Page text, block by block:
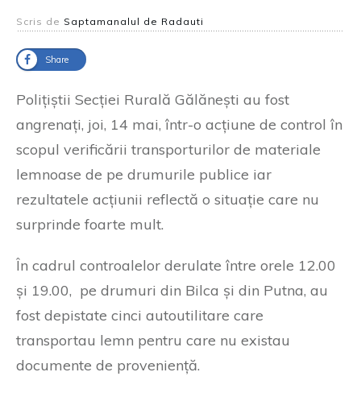
Scris de Saptamanalul de Radauti
Share
Polițiștii Secției Rurală Gălănești au fost
angrenați, joi, 14 mai, într-o acțiune de control în
scopul verificării transporturilor de materiale
lemnoase de pe drumurile publice iar
rezultatele acțiunii reflectă o situație care nu
surprinde foarte mult.
În cadrul controalelor derulate între orele 12.00
și 19.00, pe drumuri din Bilca și din Putna, au
fost depistate cinci autoutilitare care
transportau lemn pentru care nu existau
documente de proveniență.